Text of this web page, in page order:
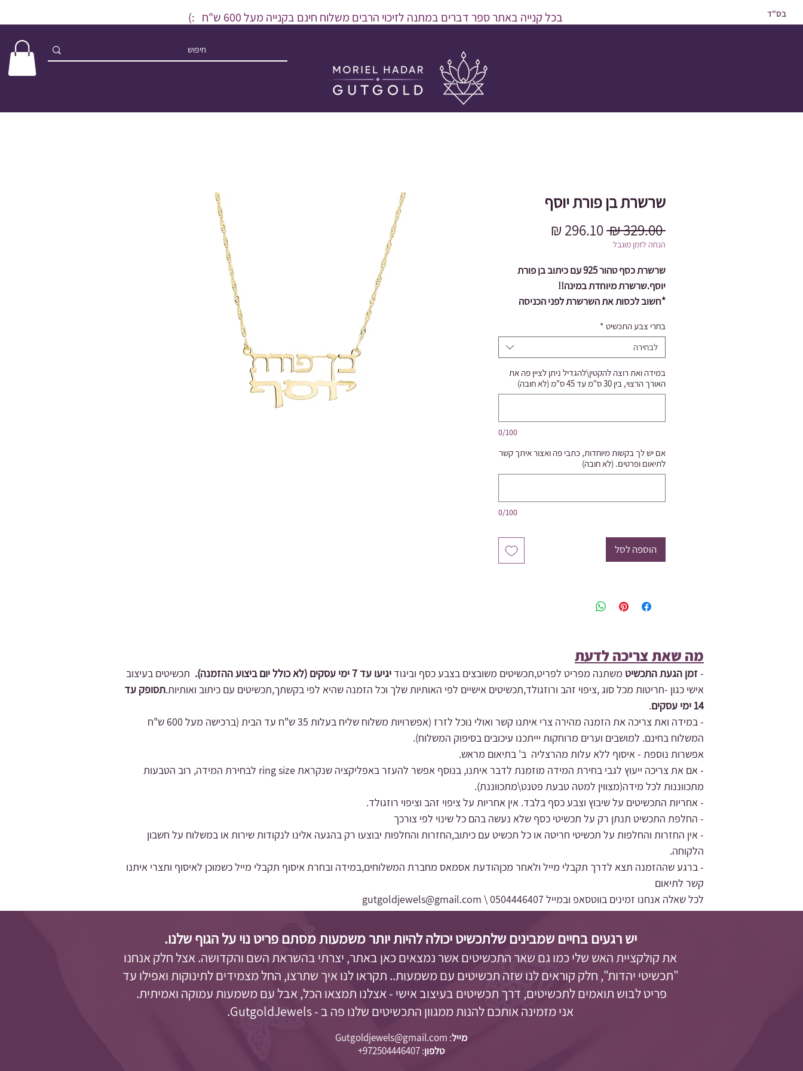
בס"ד בכל קנייה באתר ספר דברים במתנה לזיכוי הרבים משלוח חינם בקנייה מעל 600 ש"ח :)
שרשרת בן פורת יוסף
‏329.00 ‏₪
מחיר
הנחה לזמן מוגבל
שרשרת כסף טהור 925 עם כיתוב בן פורת
יוסף.שרשרת מיוחדת במינה!!
*חשוב לכסות את השרשרת לפני הכניסה
בחרי צבע התכשיט *
לבחירה
במידה ואת רוצה להקטין\להגדיל ניתן לציין פה את
האורך הרצוי, בין 30 ס"מ עד 45 ס"מ (לא חובה)
0/100
אם יש לך בקשות מיוחדות, כתבי פה ואצור איתך קשר
לתיאום ופרטים. (לא חובה)
0/100
הוספה לסל
מה שאת צריכה לדעת​
-זמן הגעת התכשיט משתנה מפריט לפריט,תכשיטים משובצים בצבע כסף וביגוד יגיעו עד 7 ימי עסקים (לא כולל יום ביצוע ההזמנה).
תכשיטים בעיצוב
אישי כגון -חריטות מכל סוג ,ציפוי זהב ורוזגולד,תכשיטים אישיים לפי האותיות שלך וכל הזמנה שהיא לפי בקשתך,תכשיטים עם כיתוב ואותיות.תסופק עד
14 ימי עסקים
.
- במידה ואת צריכה את הזמנה מהירה צרי איתנו קשר ואולי נוכל לזרז
(אפשרויות משלוח שליח בעלות 35 ש"ח עד הבית (ברכישה מעל 600 ש"ח
המשלוח בחינם. למושבים וערים מרוחקות יייתכנו עיכובים בסיפוק המשלוח).
אפשרות נוספת - איסוף ללא עלות מהרצליה ב' בתיאום מראש.
- אם את צריכה ייעוץ לגבי בחירת המידה מוזמנת לדבר איתנו, בנוסף אפשר להעזר באפליקציה שנקראת ring size לבחירת המידה, רוב הטבעות
מתכווננות לכל מידה(מצווין למטה טבעת פטנט\מתכווננת).
- אחריות התכשיטים על שיבוץ וצבע כסף בלבד. אין אחריות על ציפוי זהב וציפוי רוזגולד.
- החלפת התכשיט תנתן רק על תכשיטי כסף שלא נעשה בהם כל שינוי לפי צורכך
- אין החזרות והחלפות על תכשיטי חריטה או כל תכשיט עם כיתוב,החזרות והחלפות יבוצעו רק בהגעה אלינו לנקודות שירות או במשלוח על חשבון
הלקוחה.
- ברגע שההזמנה תצא לדרך תקבלי מייל ולאחר מכןהודעת אסמאס מחברת המשלוחים,במידה ובחרת איסוף תקבלי מייל כשמוכן לאיסוף ותצרי איתנו
קשר לתיאום
לכל שאלה אנחנו זמינים בווטסאפ ובמייל 0504446407 \
gutgoldjewels@gmail.com
יש רגעים בחיים שמבינים שלתכשיט יכולה להיות יותר משמעות מסתם פריט נוי על הגוף שלנו.
את קולקציית האש שלי כמו גם שאר התכשיטים אשר נמצאים כאן באתר, יצרתי בהשראת השם והקדושה. אצל חלק אנחנו
"תכשיטי יהדות", חלק קוראים לנו שזה תכשיטים עם משמעות.. תקראו לנו איך שתרצו, החל מצמידים לתינוקות ואפילו עד
פריט לבוש תואמים לתכשיטים, דרך תכשיטים בעיצוב אישי - אצלנו תמצאו הכל, אבל עם משמעות עמוקה ואמיתית.
אני מזמינה אותכם להנות ממגוון התכשיטים שלנו פה ב - GutgoldJewels.
מייל:
Gutgoldjewels@gmail.com
טלפון:
972504446407+